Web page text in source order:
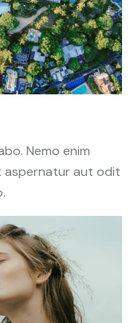
Nemo enim
aspernatur aut odit